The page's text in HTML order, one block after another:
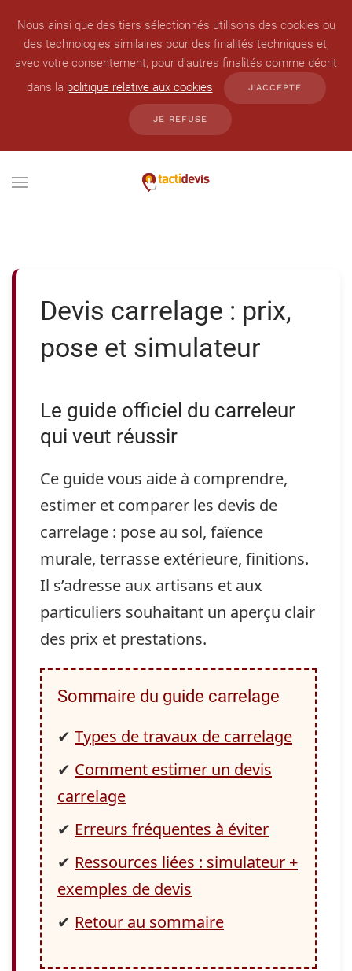
Nous ainsi que des tiers sélectionnés utilisons des cookies ou
des technologies similaires pour des finalités techniques et,
avec votre consentement, pour d'autres finalités comme décrit
dans la politique relative aux cookies J'ACCEPTE
JE REFUSE
Devis carrelage : prix,
pose et simulateur
Le guide officiel du carreleur
qui veut réussir
Ce guide vous aide à comprendre,
estimer et comparer les devis de
carrelage : pose au sol, faïence
murale, terrasse extérieure, finitions.
Il s’adresse aux artisans et aux
particuliers souhaitant un aperçu clair
des prix et prestations.
Sommaire du guide carrelage
✔ Types de travaux de carrelage
✔ Comment estimer un devis
carrelage
✔ Erreurs fréquentes à éviter
✔ Ressources liées : simulateur +
exemples de devis
✔ Retour au sommaire